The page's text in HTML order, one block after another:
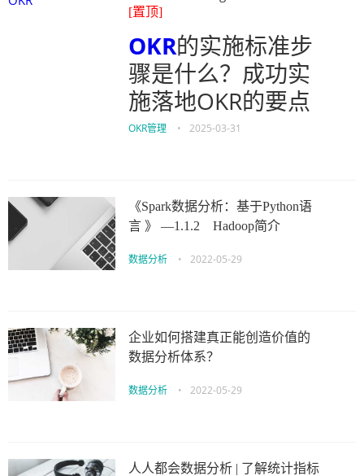
[置顶]
OKR的实施标准步
骤是什么？成功实
施落地OKR的要点
OKR管理 • 2025-03-31
《Spark数据分析：基于Python语
言 》 —1.1.2 Hadoop简介
数据分析 • 2022-05-29
企业如何搭建真正能创造价值的
数据分析体系？
数据分析 • 2022-05-29
人人都会数据分析 | 了解统计指标